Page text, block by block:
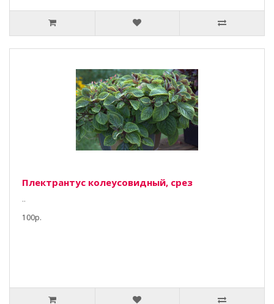
Плектрантус колеусовидный, срез
..
100р.